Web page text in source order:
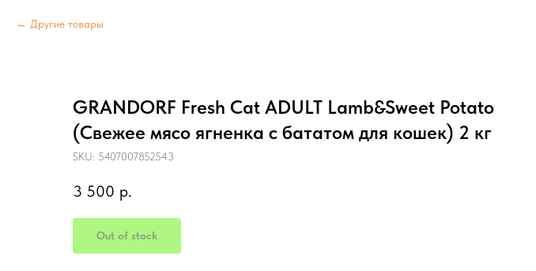
Другие товары
GRANDORF Fresh Cat ADULT Lamb&Sweet Potato
(Свежее мясо ягненка с бататом для кошек) 2 кг
SKU: 5407007852543
3 500 р.
Out of stock